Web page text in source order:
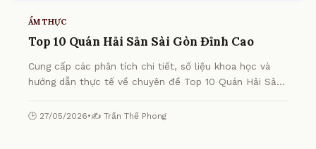
ẨM THỰC
Top 10 Quán Hải Sản Sài Gòn Đỉnh Cao
Cung cấp các phân tích chi tiết, số liệu khoa học và
hướng dẫn thực tế về chuyên đề Top 10 Quán Hải Sản
🕒 27/05/2026•✍️ Trần Thế Phong